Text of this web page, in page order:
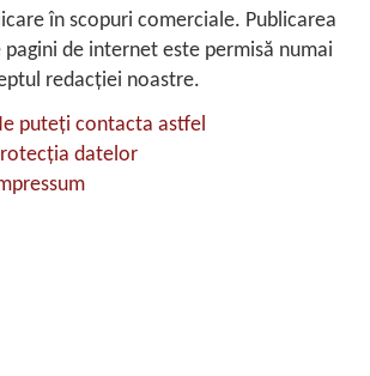
în scopuri comerciale. Publicarea
pagini de internet este permisă numai
redacţiei noastre.
puteţi contacta astfel
datelor